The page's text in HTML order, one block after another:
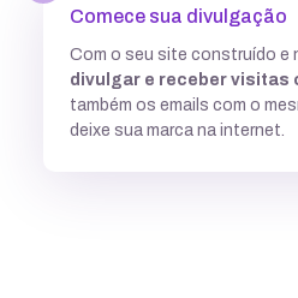
Subdomínios ilimitados
Comece sua divulgação
Com o seu site construído e
divulgar e receber visitas
também os emails com o
deixe sua marca na internet.